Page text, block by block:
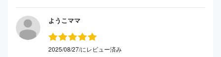
ようこママ
2025/08/27/にレビュー済み